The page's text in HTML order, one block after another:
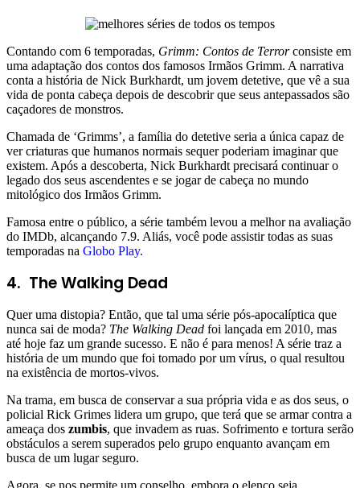
Contando com 6 temporadas, Grimm: Contos de Terrorconsiste em
uma adaptação dos contos dos famosos Irmãos Grimm. A narrativa
conta a história de Nick Burkhardt, um jovem detetive, que vê a sua
vida de ponta cabeça depois de descobrir que seus antepassados são
caçadores de monstros.
Chamada de ‘Grimms’, a família do detetive seria a única capaz de
ver criaturas que humanos normais sequer poderiam imaginar que
existem. Após a descoberta, Nick Burkhardt precisará continuar o
legado dos seus ascendentes e se jogar de cabeça no mundo
mitológico dos Irmãos Grimm.
Famosa entre o público, a série também levou a melhor na avaliação
do IMDb, alcançando 7.9. Aliás, você pode assistir todas as suas
temporadas na Globo Play.
4. The Walking Dead
Quer uma distopia? Então, que tal uma série pós-apocalíptica que
nunca sai de moda? The Walking Dead foi lançada em 2010, mas
até hoje faz um grande sucesso. E não é para menos! A série traz a
história de um mundo que foi tomado por um vírus, o qual resultou
na existência de mortos-vivos.
Na trama, em busca de conservar a sua própria vida e as dos seus, o
policial Rick Grimes lidera um grupo, que terá que se armar contra a
ameaça dos zumbis, que invadem as ruas. Sofrimento e tortura serão
obstáculos a serem superados pelo grupo enquanto avançam em
busca de um lugar seguro.
Agora, se nos permite um conselho, embora o elenco seja